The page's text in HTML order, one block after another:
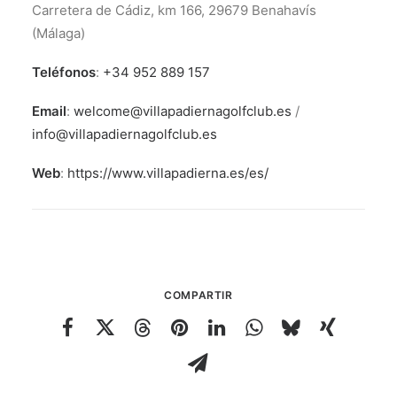
Carretera de Cádiz, km 166, 29679 Benahavís
(Málaga)
Teléfonos: +34 952 889 157
Email: welcome@villapadiernagolfclub.es /
info@villapadiernagolfclub.es
Web: https://www.villapadierna.es/es/
COMPARTIR